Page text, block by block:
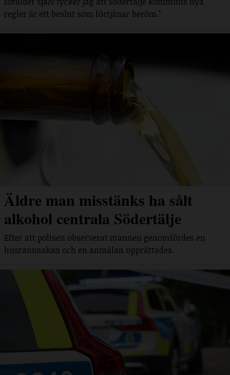
regler är ett beslut som förtjänar beröm."
Äldre man misstänks ha sålt
alkohol centrala Södertälje
Efter att polisen observerat mannen genomfördes en
husrannsakan och en anmälan upprättades.